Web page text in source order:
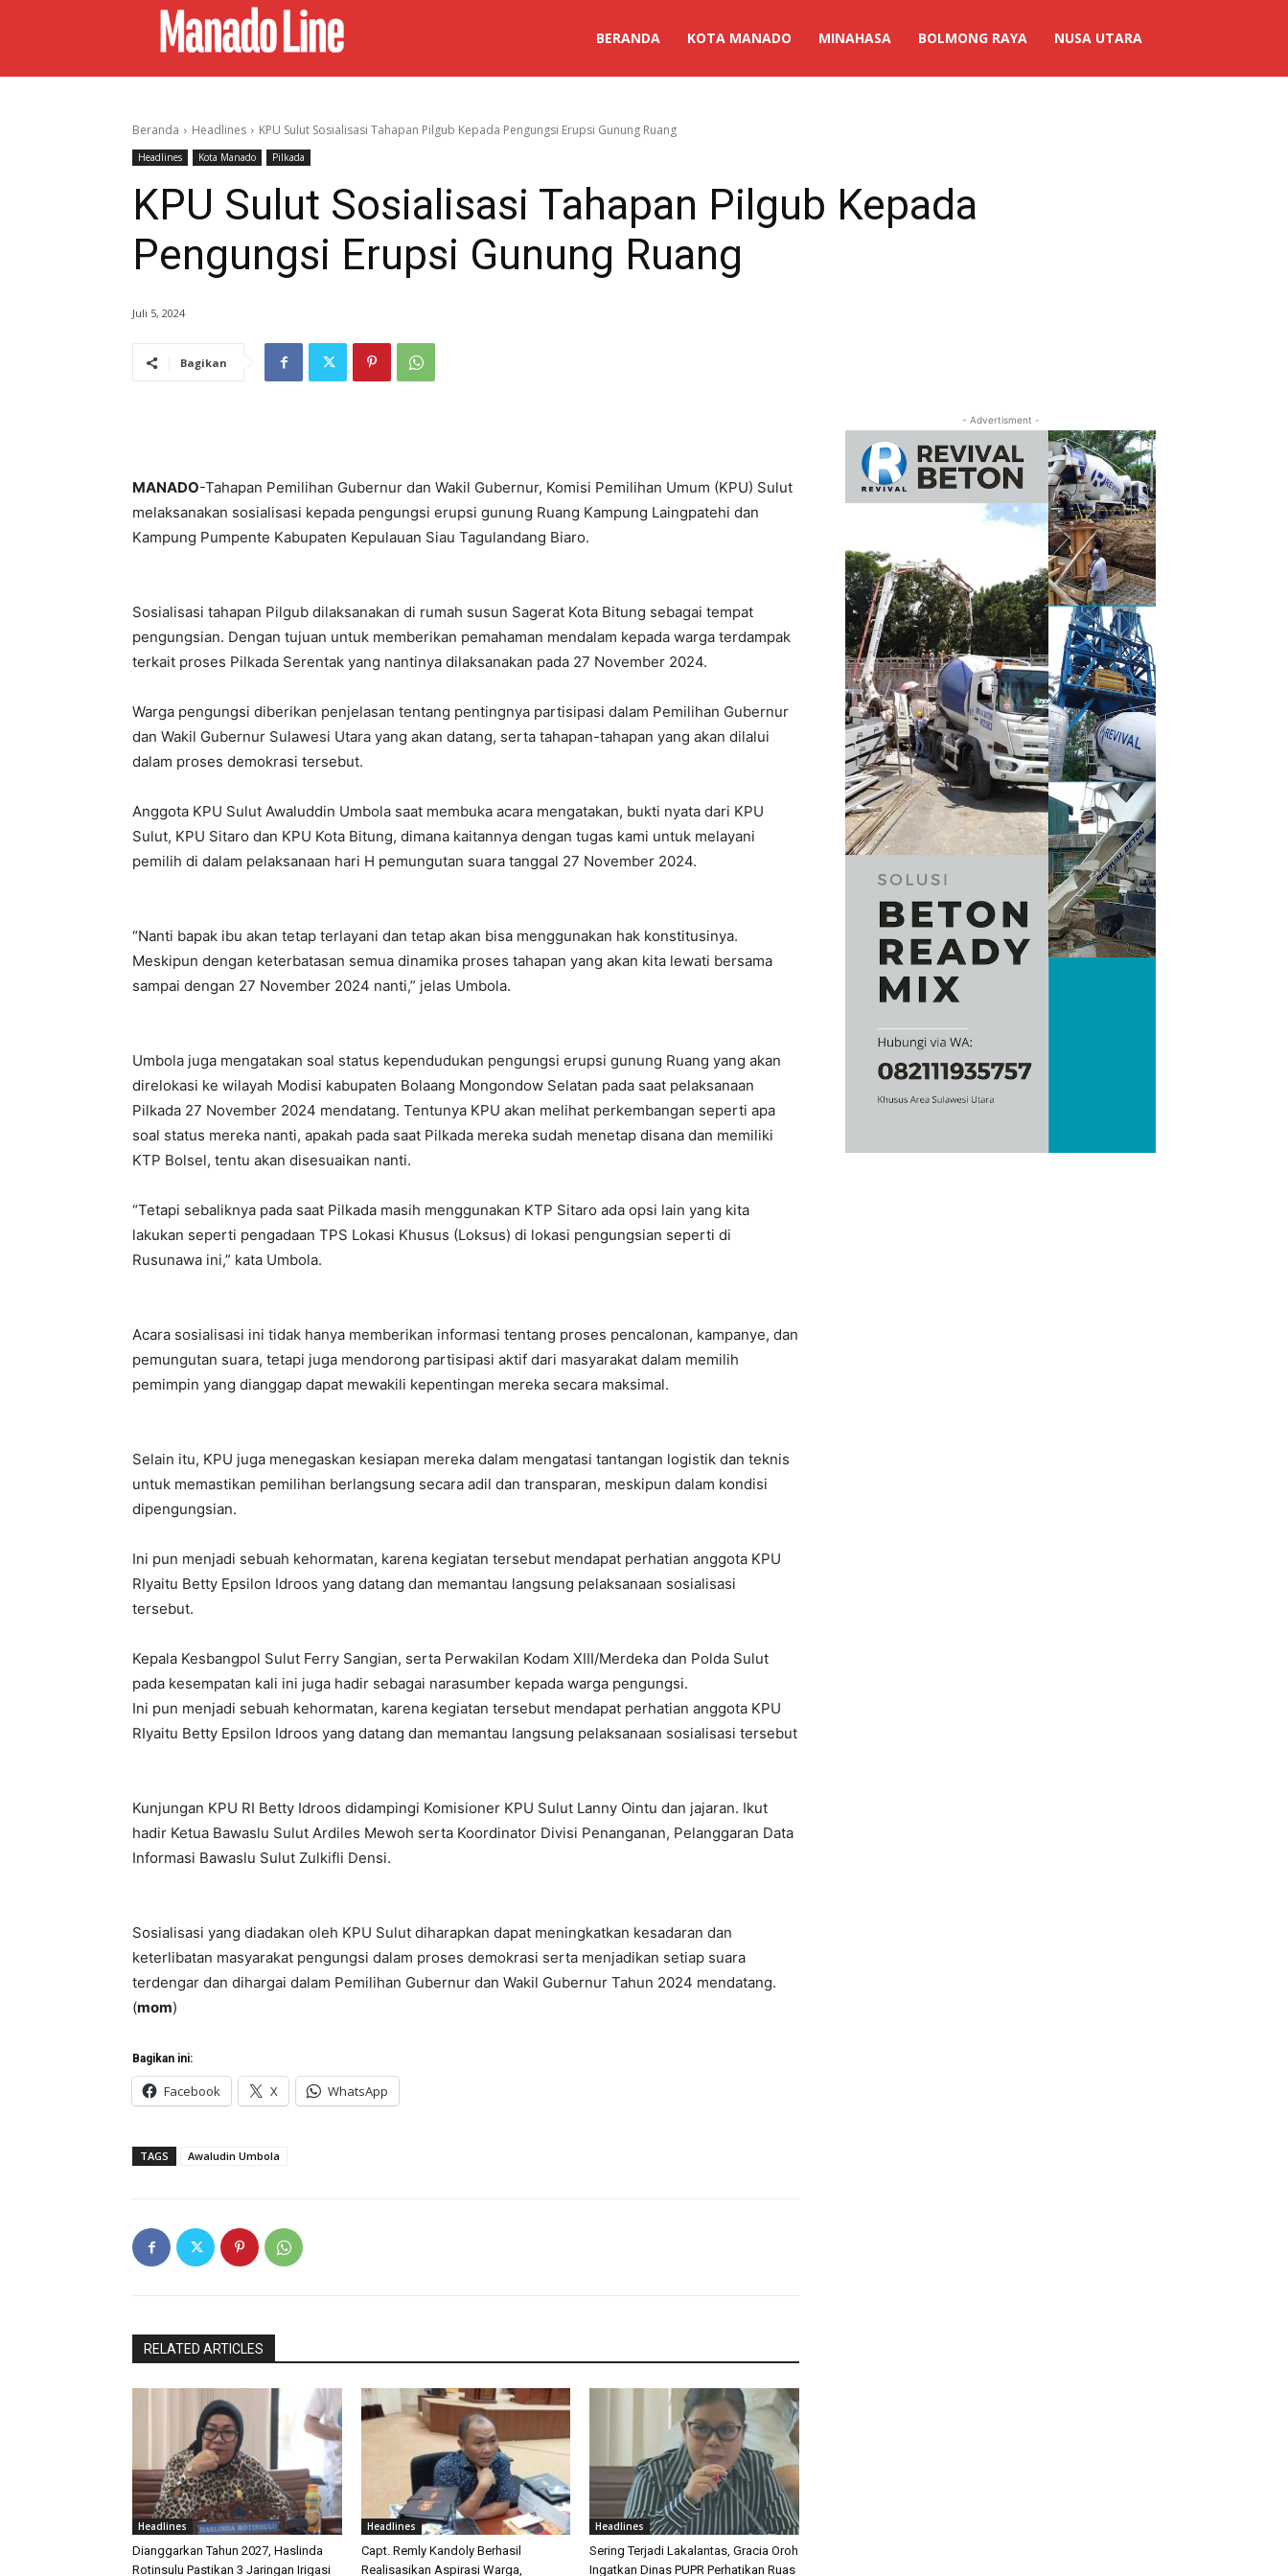
BERANDA KOTA MANADO MINAHASA BOLMONG RAYA NUSA UTARA
Beranda Headlines KPU Sulut Sosialisasi Tahapan Pilgub Kepada Pengungsi Erupsi Gunung Ruang
Headlines Kota Manado Pilkada
KPU Sulut Sosialisasi Tahapan Pilgub Kepada
Pengungsi Erupsi Gunung Ruang
Juli 5, 2024
Bagikan
MANADO-Tahapan Pemilihan Gubernur dan Wakil Gubernur, Komisi Pemilihan Umum (KPU) Sulut
melaksanakan sosialisasi kepada pengungsi erupsi gunung Ruang Kampung Laingpatehi dan
Kampung Pumpente Kabupaten Kepulauan Siau Tagulandang Biaro.
Sosialisasi tahapan Pilgub dilaksanakan di rumah susun Sagerat Kota Bitung sebagai tempat
pengungsian. Dengan tujuan untuk memberikan pemahaman mendalam kepada warga terdampak
terkait proses Pilkada Serentak yang nantinya dilaksanakan pada 27 November 2024.
Warga pengungsi diberikan penjelasan tentang pentingnya partisipasi dalam Pemilihan Gubernur
dan Wakil Gubernur Sulawesi Utara yang akan datang, serta tahapan-tahapan yang akan dilalui
dalam proses demokrasi tersebut.
Anggota KPU Sulut Awaluddin Umbola saat membuka acara mengatakan, bukti nyata dari KPU
Sulut, KPU Sitaro dan KPU Kota Bitung, dimana kaitannya dengan tugas kami untuk melayani
pemilih di dalam pelaksanaan hari H pemungutan suara tanggal 27 November 2024.
“Nanti bapak ibu akan tetap terlayani dan tetap akan bisa menggunakan hak konstitusinya.
Meskipun dengan keterbatasan semua dinamika proses tahapan yang akan kita lewati bersama
sampai dengan 27 November 2024 nanti,” jelas Umbola.
Umbola juga mengatakan soal status kependudukan pengungsi erupsi gunung Ruang yang akan
direlokasi ke wilayah Modisi kabupaten Bolaang Mongondow Selatan pada saat pelaksanaan
Pilkada 27 November 2024 mendatang. Tentunya KPU akan melihat perkembangan seperti apa
soal status mereka nanti, apakah pada saat Pilkada mereka sudah menetap disana dan memiliki
KTP Bolsel, tentu akan disesuaikan nanti.
“Tetapi sebaliknya pada saat Pilkada masih menggunakan KTP Sitaro ada opsi lain yang kita
lakukan seperti pengadaan TPS Lokasi Khusus (Loksus) di lokasi pengungsian seperti di
Rusunawa ini,” kata Umbola.
Acara sosialisasi ini tidak hanya memberikan informasi tentang proses pencalonan, kampanye, dan
pemungutan suara, tetapi juga mendorong partisipasi aktif dari masyarakat dalam memilih
pemimpin yang dianggap dapat mewakili kepentingan mereka secara maksimal.
Selain itu, KPU juga menegaskan kesiapan mereka dalam mengatasi tantangan logistik dan teknis
untuk memastikan pemilihan berlangsung secara adil dan transparan, meskipun dalam kondisi
dipengungsian.
Ini pun menjadi sebuah kehormatan, karena kegiatan tersebut mendapat perhatian anggota KPU
RIyaitu Betty Epsilon Idroos yang datang dan memantau langsung pelaksanaan sosialisasi
tersebut.
Kepala Kesbangpol Sulut Ferry Sangian, serta Perwakilan Kodam XIII/Merdeka dan Polda Sulut
pada kesempatan kali ini juga hadir sebagai narasumber kepada warga pengungsi.
Ini pun menjadi sebuah kehormatan, karena kegiatan tersebut mendapat perhatian anggota KPU
RIyaitu Betty Epsilon Idroos yang datang dan memantau langsung pelaksanaan sosialisasi tersebut
Kunjungan KPU RI Betty Idroos didampingi Komisioner KPU Sulut Lanny Ointu dan jajaran. Ikut
hadir Ketua Bawaslu Sulut Ardiles Mewoh serta Koordinator Divisi Penanganan, Pelanggaran Data
Informasi Bawaslu Sulut Zulkifli Densi.
Sosialisasi yang diadakan oleh KPU Sulut diharapkan dapat meningkatkan kesadaran dan
keterlibatan masyarakat pengungsi dalam proses demokrasi serta menjadikan setiap suara
terdengar dan dihargai dalam Pemilihan Gubernur dan Wakil Gubernur Tahun 2024 mendatang.
(mom)
Bagikan ini:
Facebook X WhatsApp
TAGS Awaludin Umbola
RELATED ARTICLES
Headlines
Dianggarkan Tahun 2027, Haslinda
Rotinsulu Pastikan 3 Jaringan Irigasi
Headlines
Capt. Remly Kandoly Berhasil
Realisasikan Aspirasi Warga,
Headlines
Sering Terjadi Lakalantas, Gracia Oroh
Ingatkan Dinas PUPR Perhatikan Ruas
- Advertisment -